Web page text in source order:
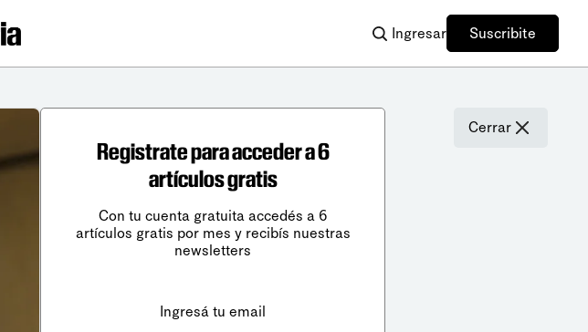
Ingresar Suscribite
Cerrar
Registrate para acceder a 6
artículos gratis
Con tu cuenta gratuita accedés a 6
artículos gratis por mes y recibís nuestras
newsletters
Ingresá tu email